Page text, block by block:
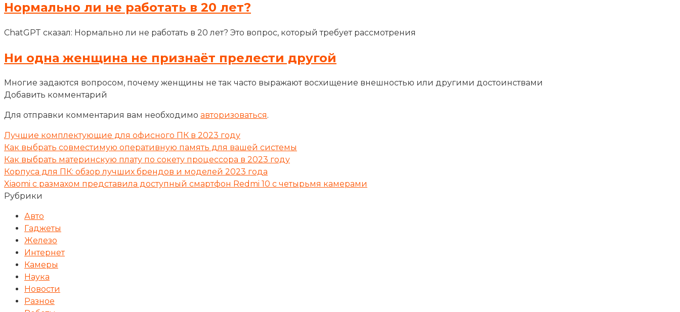
Нормально ли не работать в 20 лет?
ChatGPT сказал: Нормально ли не работать в 20 лет? Это вопрос, который требует рассмотрения
Ни одна женщина не признаёт прелести другой
Многие задаются вопросом, почему женщины не так часто выражают восхищение внешностью или другими достоинствами
Добавить комментарий
Для отправки комментария вам необходимо авторизоваться.
Лучшие комплектующие для офисного ПК в 2023 году
Как выбрать совместимую оперативную память для вашей системы
Как выбрать материнскую плату по сокету процессора в 2023 году
Корпуса для ПК: обзор лучших брендов и моделей 2023 года
Xiaomi с размахом представила доступный смартфон Redmi 10 с четырьмя камерами
Рубрики
Авто
Гаджеты
Железо
Интернет
Камеры
Наука
Новости
Разное